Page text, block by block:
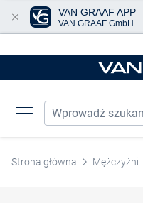
Strona główna Mężczyźni
VAN GRAAF APP
VAN GRAAF GmbH